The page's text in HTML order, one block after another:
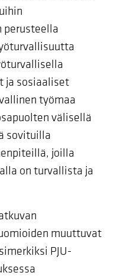
perusteella
ja sosiaaliset
työmaa
välisellä
sovituilla
joilla
on turvallista ja
muuttuvat
PJU-